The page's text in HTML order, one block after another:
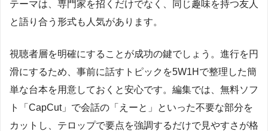
テーマは、専門家を招くだけでなく、同じ趣味を持つ友人
と語り合う形式も人気があります。
視聴者層を明確にすることが成功の鍵でしょう。進行を円
滑にするため、事前に話すトピックを5W1Hで整理した簡
単な台本を用意しておくと安心です。編集では、無料ソフ
ト「CapCut」で会話の「えーと」といった不要な部分を
カットし、テロップで要点を強調するだけで見やすさが格